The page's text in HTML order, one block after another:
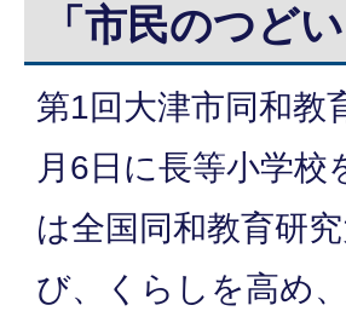
「市民のつど
第1回大津市同和教
月6日に長等小学
は全国同和教育研
び、くらしを高め